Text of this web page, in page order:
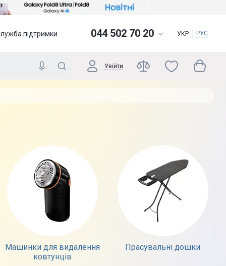
підтримки 044 502 70 20 УКР РУС
Увійти
Машинки для видалення
ковтунців
Прасувальні дошки